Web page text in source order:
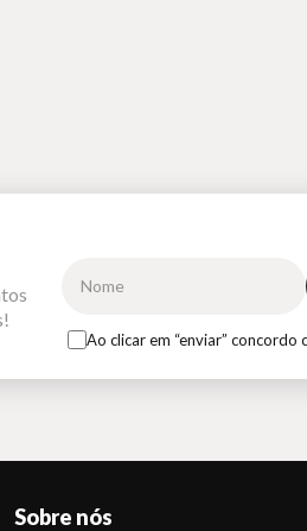
Ao clicar em “enviar” concordo
Sobre nós